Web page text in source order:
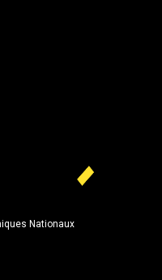
Nationaux